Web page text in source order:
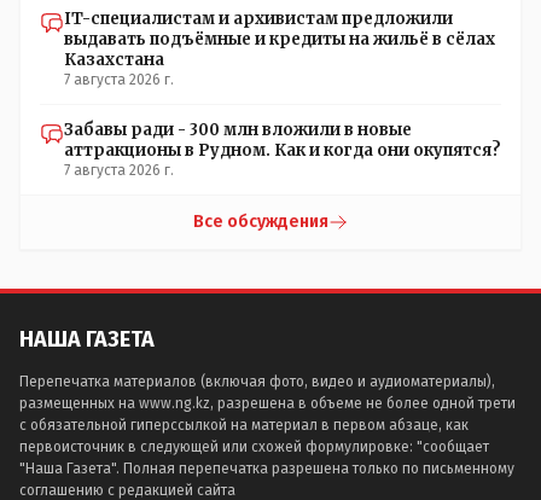
IT-специалистам и архивистам предложили
выдавать подъёмные и кредиты на жильё в сёлах
Казахстана
7 августа 2026 г.
Забавы ради - 300 млн вложили в новые
аттракционы в Рудном. Как и когда они окупятся?
7 августа 2026 г.
Все обсуждения
НАША ГАЗЕТА
Перепечатка материалов (включая фото, видео и аудиоматериалы),
размещенных на www.ng.kz, разрешена в объеме не более одной трети
с обязательной гиперссылкой на материал в первом абзаце, как
первоисточник в следующей или схожей формулировке: "сообщает
"Наша Газета". Полная перепечатка разрешена только по письменному
соглашению с редакцией сайта